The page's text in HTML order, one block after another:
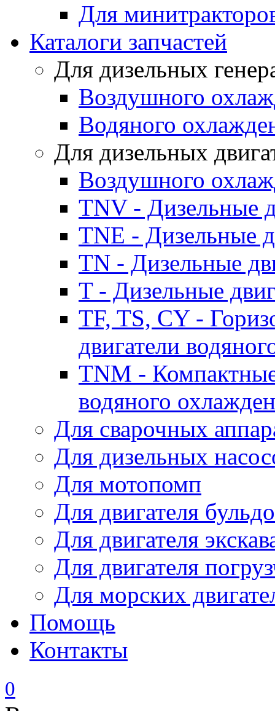
Для
Каталоги запчастей
Для дизельных
Воздушного
Водяного
Для дизельных
Воздушного
TNV - Дизельные
TNE - Дизельные
TN - Дизельные
T - Дизельные
TF, TS, CY -
двигатели
TNM -
водяного
Для сварочных
Для дизельных
Для мотопомп
Для двигателя
Для двигателя
Для двигателя
Для морских
Помощь
Контакты
0